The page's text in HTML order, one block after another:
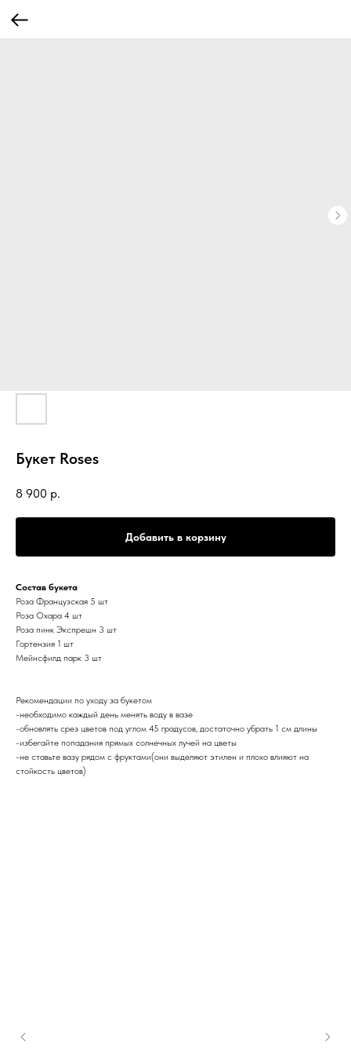
Букет Roses
8 900 р.
Добавить в корзину
Состав букета
Роза Французская 5 шт
Роза Охара 4 шт
Роза пинк Экспрешн 3 шт
Гортензия 1 шт
Мейнсфилд парк 3 шт
Рекомендации по уходу за букетом
-необходимо каждый день менять воду в вазе
-обновлять срез цветов под углом 45 градусов, достаточно убрать 1 см длины
-избегайте попадания прямых солнечных лучей на цветы
-не ставьте вазу рядом с фруктами(они выделяют этилен и плохо влияют на
стойкость цветов)